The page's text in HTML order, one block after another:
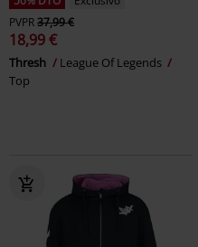
PVPR37,99 €
18,99 €
Thresh
League Of Legends
Top